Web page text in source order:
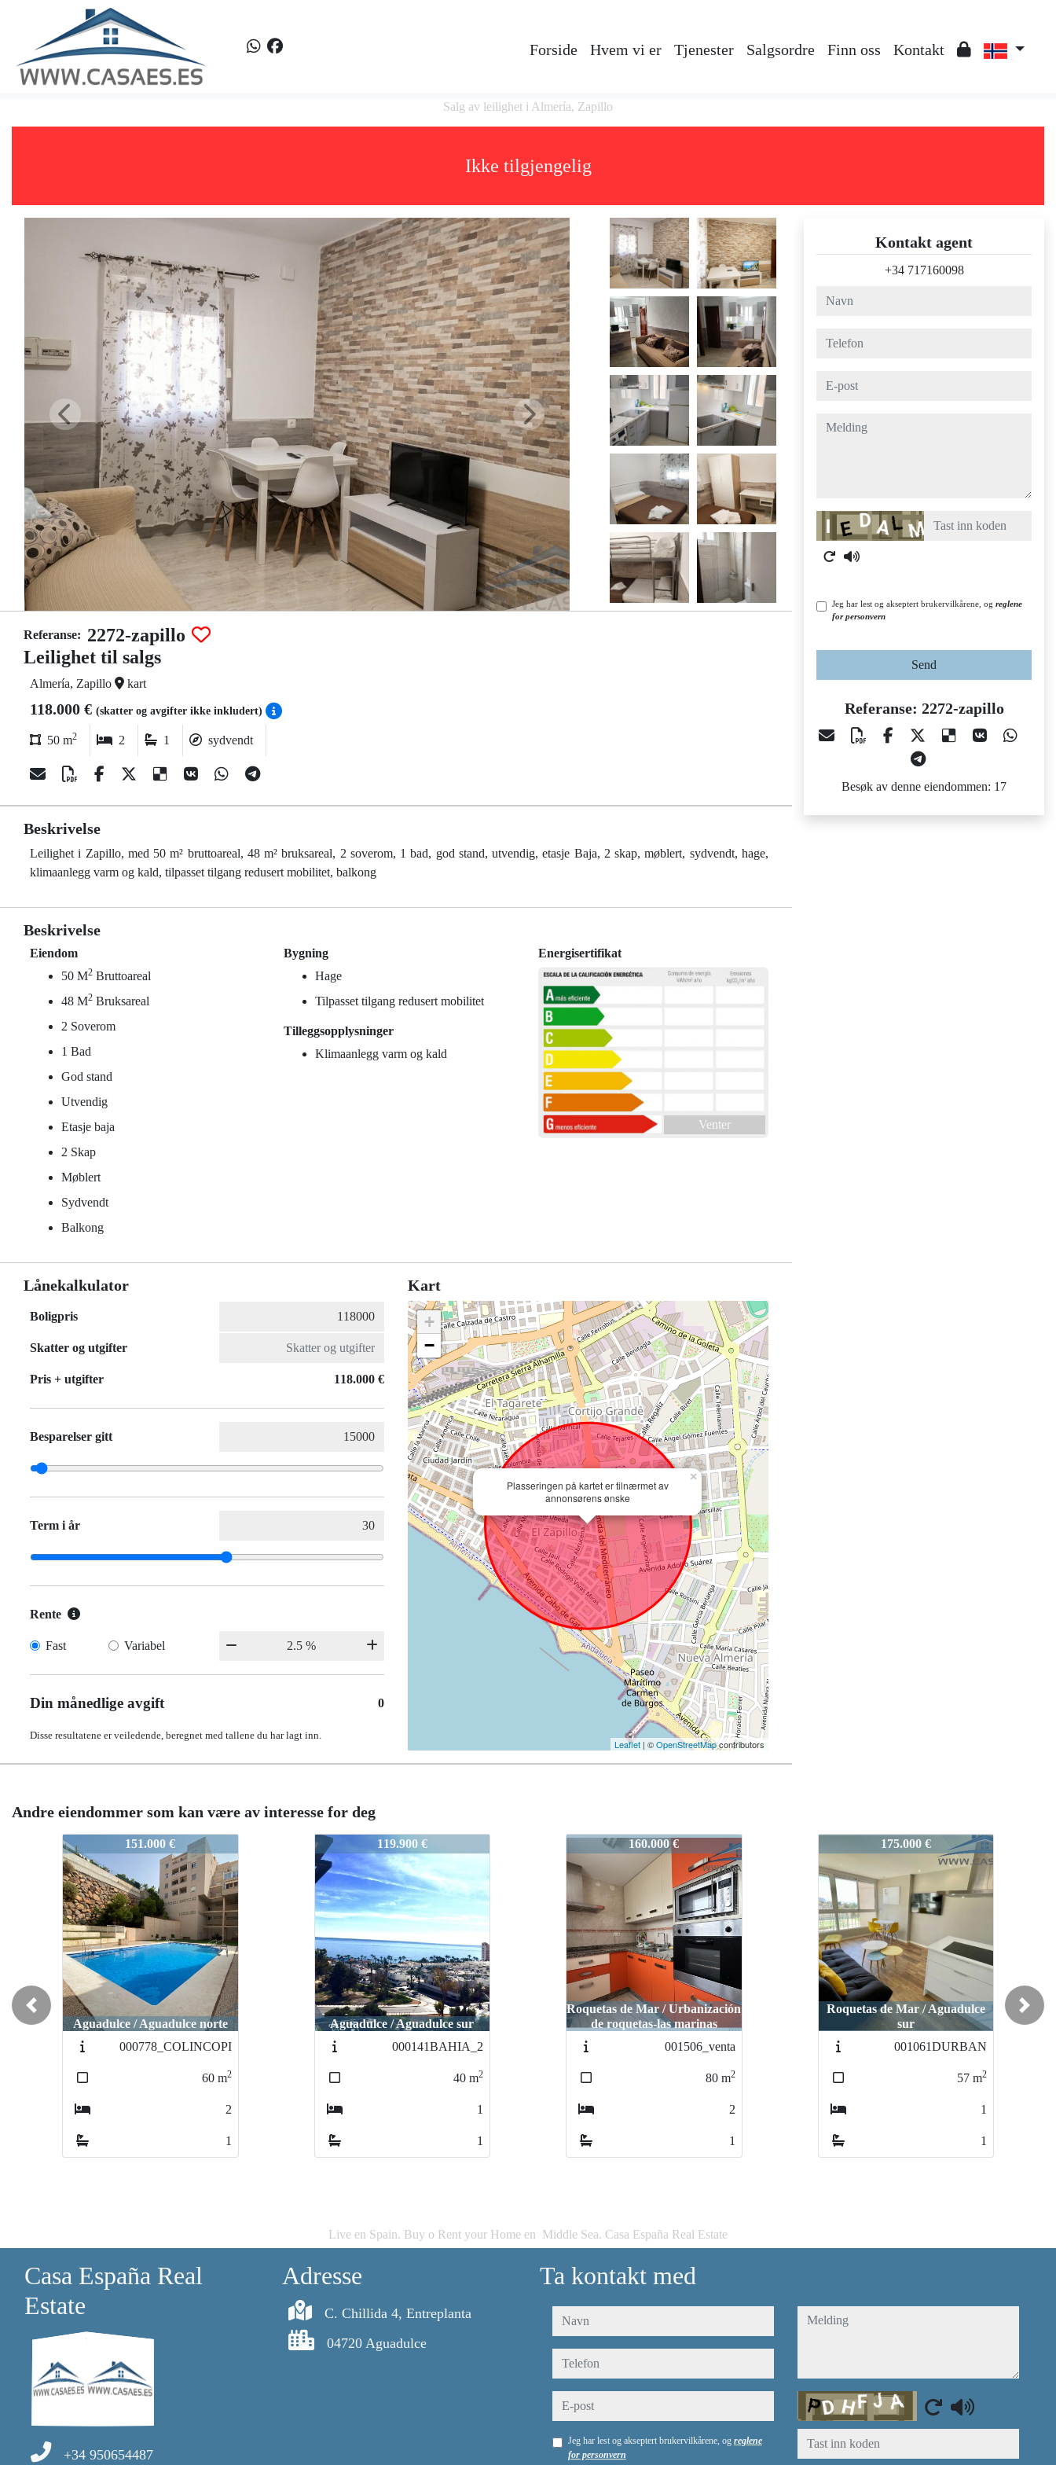
Forside Hvem vi er Tjenester Salgsordre Finn oss Kontakt
Salg av leilighet i Almería, Zapillo
Ikke tilgjengelig
Referanse: 2272-zapillo
Leilighet til salgs
Almería, Zapillo kart
118.000 € (skatter og avgifter ikke inkludert)
50 m2 2 1 sydvendt
Beskrivelse
Leilighet i Zapillo, med 50 m² bruttoareal, 48 m² bruksareal, 2 soverom, 1 bad, god stand, utvendig, etasje Baja, 2 skap, møblert, sydvendt, hage,
klimaanlegg varm og kald, tilpasset tilgang redusert mobilitet, balkong
Beskrivelse
Eiendom
50 M2 Bruttoareal
48 M2 Bruksareal
2 Soverom
1 Bad
God stand
Utvendig
Etasje baja
2 Skap
Møblert
Sydvendt
Balkong
Bygning
Hage
Tilpasset tilgang redusert mobilitet
Tilleggsopplysninger
Klimaanlegg varm og kald
Energisertifikat
Venter
Lånekalkulator
Boligpris
Skatter og utgifter
Pris + utgifter 118.000 €
Besparelser gitt
Term i år
Rente
Fast Variabel
Din månedlige avgift 0
Disse resultatene er veiledende, beregnet med tallene du har lagt inn.
Kart
Plasseringen på kartet er tilnærmet av
annonsørens ønske
×
+
−
Leaflet | ©OpenStreetMapcontributors
Kontakt agent
+34 717160098
navn
telefon
e-post
melding
Captcha
Jeg har lest og akseptert brukervilkårene, og reglene
for personvern
Send
Referanse: 2272-zapillo
Besøk av denne eiendommen: 17
Andre eiendommer som kan være av interesse for deg
2272-zapillo119.900 €
Aguadulce / Aguadulce sur
000141BAHIA_2
40 m2
1
1
2272-zapillo160.000 €
Roquetas de Mar / Urbanización
de roquetas-las marinas
001506_venta
80 m2
2
1
2272-zapillo175.000 €
Roquetas de Mar / Aguadulce
sur
001061DURBAN
57 m2
1
1
2272-zapillo135.000 €
Aguadulce / Aguadulce norte
1
Previous Next
Live en Spain. Buy o Rent your Home en Middle Sea. Casa España Real Estate
Casa España Real
Estate
+34 950654487
Adresse
C. Chillida 4, Entreplanta
04720 Aguadulce
Ta kontakt med
navn
telefon
e-post
Jeg har lest og akseptert brukervilkårene, og reglene
for personvern
melding
Captcha